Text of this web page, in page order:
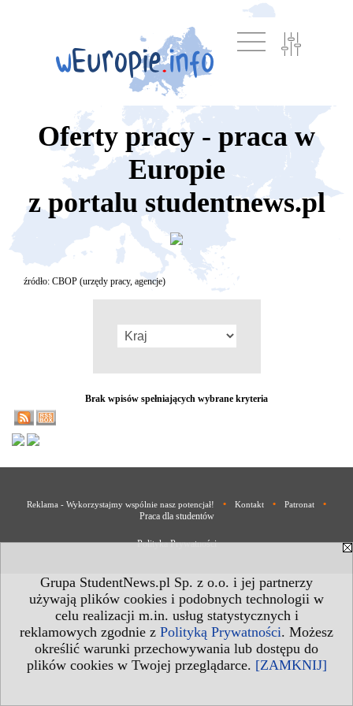
Grupa StudentNews.pl Sp. z o.o. i jej partnerzy
używają plików cookies i podobnych technologii w
celu realizacji m.in. usług statystycznych i
reklamowych zgodnie z Polityką Prywatności. Możesz
określić warunki przechowywania lub dostępu do
plików cookies w Twojej przeglądarce. [ZAMKNIJ]
Oferty pracy - praca w
Europie
z portalu studentnews.pl
źródło: CBOP (urzędy pracy, agencje)
Brak wpisów spełniających wybrane kryteria
Reklama - Wykorzystajmy wspólnie nasz potencjał! • Kontakt • Patronat
•
Praca dla studentów
Polityka Prywatności